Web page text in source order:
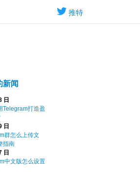
推特
新闻
日
Telegram打造盈
日
群怎么上传文
指南
日
中文版怎么设置